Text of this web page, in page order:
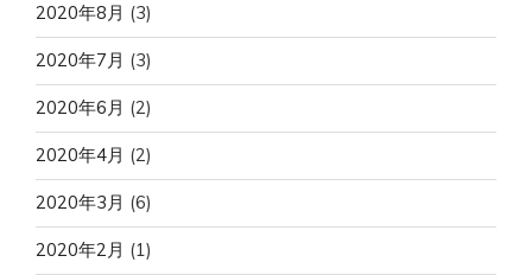
2020年8月 (3)
2020年7月 (3)
2020年6月 (2)
2020年4月 (2)
2020年3月 (6)
2020年2月 (1)